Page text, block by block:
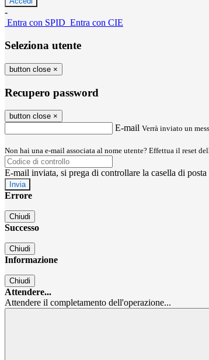
-
Entra con SPID Entra con CIE
Seleziona utente
button close ×
Recupero password
button close ×
E-mail Verrà inviato un
Non hai una e-mail associata al nome utente? Effettua il reset
E-mail inviata, si prega di controllare la casella di posta
Errore
Chiudi
Successo
Chiudi
Informazione
Chiudi
Attendere...
Attendere il completamento dell'operazione...